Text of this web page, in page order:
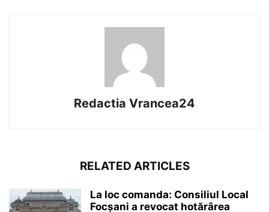
Redactia Vrancea24
RELATED ARTICLES
La loc comanda: Consiliul Local
Focșani a revocat hotărârea